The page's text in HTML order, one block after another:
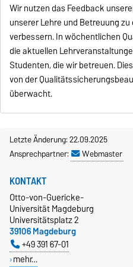
Wir nutzen das Feedback
unserer Lehre und Betreuung
verbessern. In wöchentlichen
die aktuellen
Studenten, die wir betreuen.
von der
überwacht.
Letzte Änderung: 22.09.2025
Ansprechpartner:
Webmaster
KONTAKT
Otto-von-Guericke-
Universität Magdeburg
Universitätsplatz 2
39106 Magdeburg
+49 391 67-01
mehr…